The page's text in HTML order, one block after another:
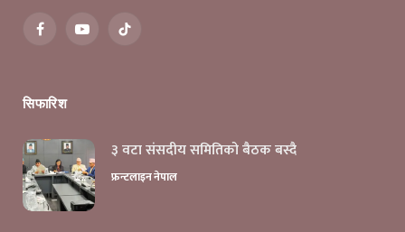
FacebookYouTubeTikTok
सिफारिश
३ वटा संसदीय समितिको बैठक बस्दै
फ्रन्टलाइन नेपाल